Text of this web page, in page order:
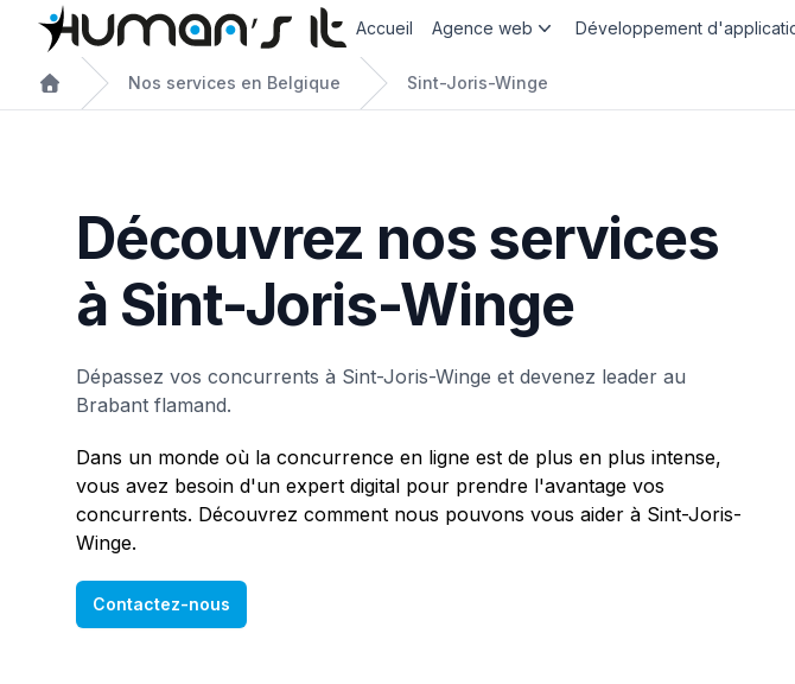
Accueil Agence web Développement
Nos services en Belgique Sint-Joris-Winge
Découvrez nos services
à Sint-Joris-Winge
Dépassez vos concurrents à Sint-Joris-Winge et devenez leader au
Brabant flamand.
Dans un monde où la concurrence en ligne est de plus en plus intense,
vous avez besoin d'un expert digital pour prendre l'avantage vos
concurrents. Découvrez comment nous pouvons vous aider à Sint-Joris-
Winge.
Contactez-nous